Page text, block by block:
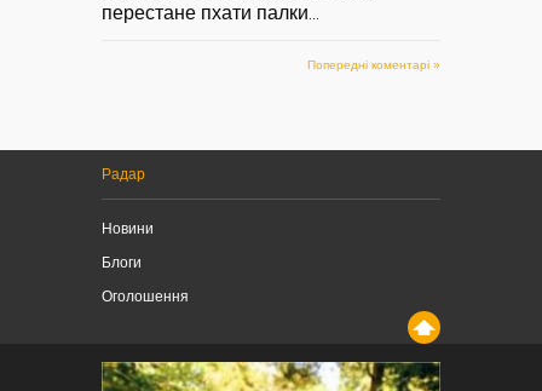
перестане пхати палки
Попередні коментарі »
Радар
Новини
Блоги
Оголошення